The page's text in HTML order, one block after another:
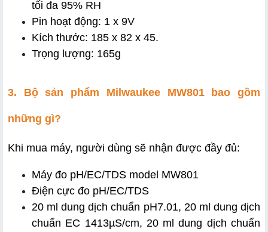
tối đa 95% RH
Pin hoạt động: 1 x 9V
Kích thước: 185 x 82 x 45.
Trọng lượng: 165g
3. Bộ sản phẩm Milwaukee MW801 bao gồm
những gì?
Khi mua máy, người dùng sẽ nhận được đầy đủ:
Máy đo pH/EC/TDS model MW801
Điện cực đo pH/EC/TDS
20 ml dung dịch chuẩn pH7.01, 20 ml dung dịch
chuẩn EC 1413µS/cm, 20 ml dung dịch chuẩn